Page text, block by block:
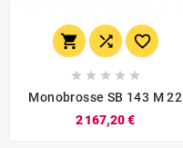
  
    
Monobrosse SB 143 M 22
2 167,20 €